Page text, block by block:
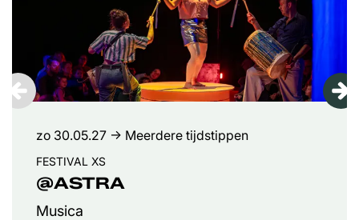
@ASTRA
Musica
FESTIVAL XS
zo 30.05.27 → Meerdere tijdstippen